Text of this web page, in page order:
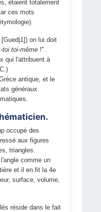
étaient totalement
ces mots
on lui doit
toi toi-même!".
qui l'attribuent à
antique, et le
généraux
occupé des
aux figures
triangles.
comme un
et il en fit la 4e
surface, volume,
réside dans le fait